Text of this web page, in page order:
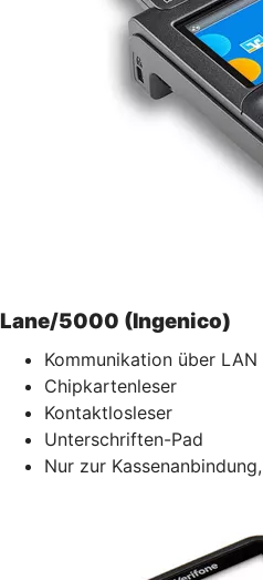
Lane/5000 (Ingenico)
Kommunikation über LAN
Chipkartenleser
Kontaktlosleser
Unterschriften-Pad
Nur zur